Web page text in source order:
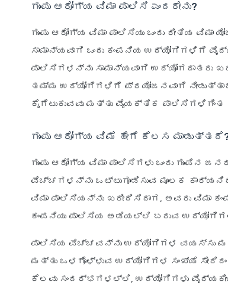
ಗುಂಪು ಆರೋಗ್ಯ ವಿಮಾ ಪಾಲಿಸಿ ಎಂದರೇನು?
ಗುಂಪು ಆರೋಗ್ಯ ವಿಮಾ ಪಾಲಿಸಿಯು ಒಂದು ರೀತಿಯ ವಿಮಾ
ಸಾಮಾನ್ಯವಾಗಿ ಒಂದು ಕಂಪನಿಯ ಉದ್ಯೋಗಿಗಳಿಗೆ
ಪಾಲಿಸಿಗಳನ್ನು ಸಾಮಾನ್ಯವಾಗಿ ಉದ್ಯೋಗದಾತರು
ತಮ್ಮ ಉದ್ಯೋಗಿಗಳಿಗೆ ಪ್ರಯೋಜನವಾಗಿ ನೀಡುತ್ತಾರೆ.
ಕೈಗೆಟುಕುವವು ಮತ್ತು ವೈಯಕ್ತಿಕ
ಗುಂಪು ಆರೋಗ್ಯ ವಿಮೆ ಹೇಗೆ ಕೆಲಸ
ಗುಂಪು ಆರೋಗ್ಯ ವಿಮಾ ಪಾಲಿಸಿಗಳು ಒಂದು
ವೆಚ್ಚಗಳನ್ನು ಒಟ್ಟುಗೂಡಿಸುವ ಮೂಲಕ
ವಿಮಾ ಪಾಲಿಸಿಯನ್ನು ಖರೀದಿಸಿದಾಗ, ಅವರು ವಿಮಾ
ಕಂಪನಿಯು ಪಾಲಿಸಿಯ ಅಡಿಯಲ್ಲಿ ಬರುವ
ಪಾಲಿಸಿಯ ವೆಚ್ಚವನ್ನು ಉದ್ಯೋಗಿಗಳ ವಯಸ್ಸು
ಮತ್ತು ಒಳಗೊಳ್ಳುವ ಉದ್ಯೋಗಿಗಳ ಸಂಖ್ಯೆ
ಕೆಲವು ಸಂದರ್ಭಗಳಲ್ಲಿ, ಉದ್ಯೋಗಿಗಳು